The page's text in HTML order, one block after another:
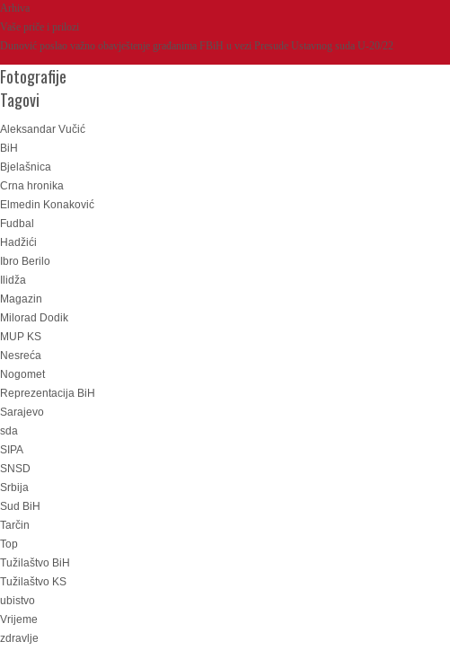
Arhiva
Vaše priče i prilozi
Dunović poslao važno obavještenje građanima FBiH u vezi Presude Ustavnog suda U-20/22
Fotografije
Tagovi
Aleksandar Vučić
BiH
Bjelašnica
Crna hronika
Elmedin Konaković
Fudbal
Hadžići
Ibro Berilo
Ilidža
Magazin
Milorad Dodik
MUP KS
Nesreća
Nogomet
Reprezentacija BiH
Sarajevo
sda
SIPA
SNSD
Srbija
Sud BiH
Tarčin
Top
Tužilaštvo BiH
Tužilaštvo KS
ubistvo
Vrijeme
zdravlje